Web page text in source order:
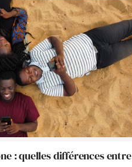
: quelles différences entre